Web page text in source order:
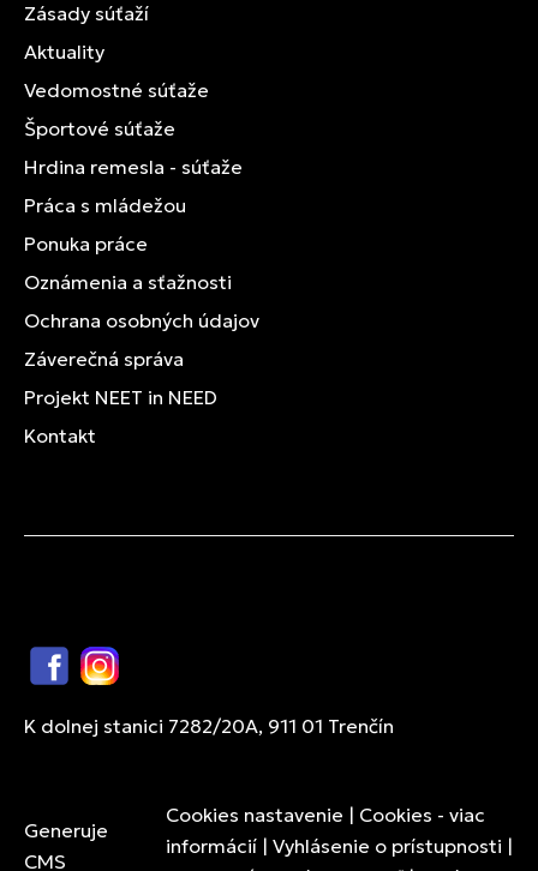
Zásady súťaží
Aktuality
Vedomostné súťaže
Športové súťaže
Hrdina remesla - súťaže
Práca s mládežou
Ponuka práce
Oznámenia a sťažnosti
Ochrana osobných údajov
Záverečná správa
Projekt NEET in NEED
Kontakt
FacebookInstagram
K dolnej stanici 7282/20A, 911 01 Trenčín
Generuje
CMS
Cookies nastavenie | Cookies - viac
informácií | Vyhlásenie o prístupnosti |